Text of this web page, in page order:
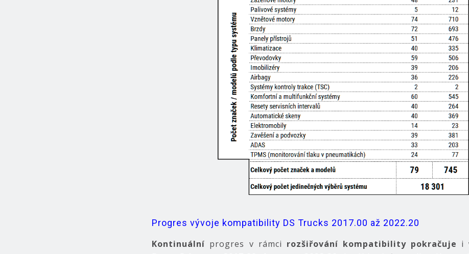
Progres vývoje kompatibility DS Trucks 2017.00 až 2022.20
Kontinuální progres v rámci rozšiřování kompatibility pokračuje i